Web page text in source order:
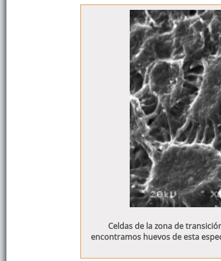
Celdas de la zona de
encontramos huevos de esta